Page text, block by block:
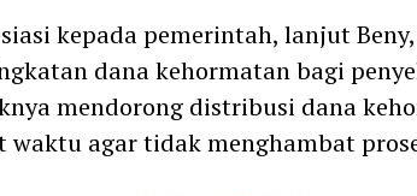
kepada pemerintah, lanjut
dana kehormatan bagi
mendorong distribusi dana
waktu agar tidak menghambat